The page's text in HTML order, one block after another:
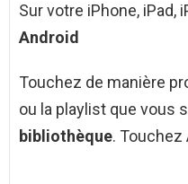
Sur votre iPhone, iPad,
Android
Touchez de manière
ou la playlist que vous
bibliothèque. Touchez